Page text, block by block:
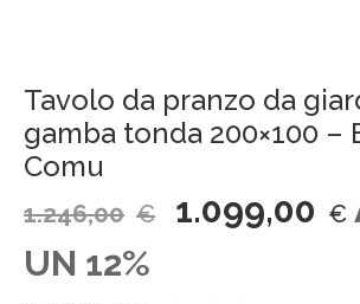
Tavolo da pranzo da
gamba tonda 200×100 –
Comu
1.246,00 € 1.099,00 €
UN 12%